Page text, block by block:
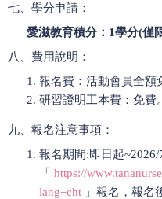
七、學分申請：
愛滋教育積分：1學分(僅
八、費用說明：
報名費：活動會員全額
研習證明工本費：免費。
九、報名注意事項：
報名期間:即日起
「 https://
lang=cht 」報名，報名